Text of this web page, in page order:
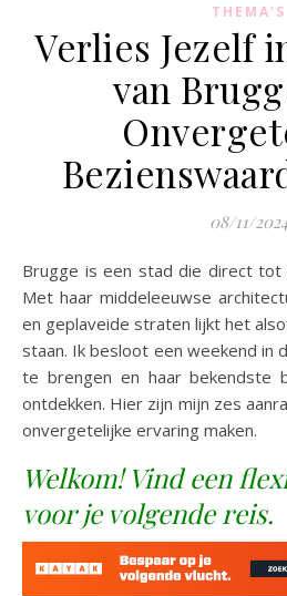
THEMA’S
Verlies Jezelf
van
08/11/2024
Brugge is een stad die direct tot de verbeelding spreekt.
Met haar middeleeuwse
en geplaveide straten lijkt het
staan. Ik besloot een weekend in
te brengen en haar bekendste
ontdekken. Hier zijn mijn zes
onvergetelijke ervaring maken.
Welkom! Vind een
voor je volgende reis.